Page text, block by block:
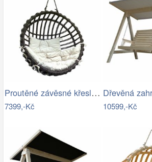
Proutěné závěsné křeslo Elis, hnědý rám…
7399,-Kč 10599,-Kč